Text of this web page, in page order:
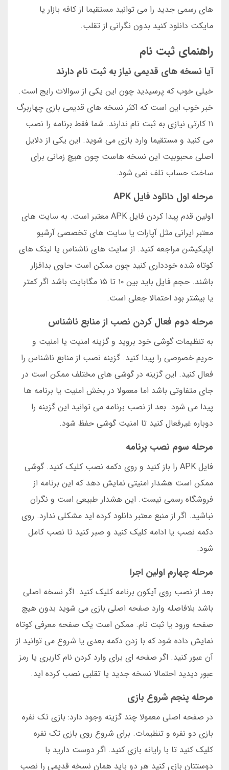
های رسمی جدید را می توانید مستقیما از کافه بازار یا
مایکت دانلود کنید بدون نگرانی از تقلب.
راهنمای ثبت نام
آیا نسخه های قدیمی نیاز به ثبت نام دارند
خیلی خوب که پرسیدید چون این یکی از سوالات رایج است.
خبر خوب این است که اکثر نسخه های قدیمی بازی چهاربرگ
۱۱ کارتی نیازی به ثبت نام ندارند. شما فقط برنامه را نصب
می کنید و مستقیما وارد بازی می شوید. این یکی از دلایل
اصلی محبوبیت این نسخه هاست چون هیچ زمانی برای
ساخت حساب تلف نمی شود.
مرحله اول دانلود فایل APK
اولین قدم پیدا کردن فایل APK معتبر است. به سایت های
معتبر ایرانی مثل آپارات یا سایت های تخصصی آرشیو
اپلیکیشن مراجعه کنید. از سایت های ناشناس یا لینک های
کوتاه شده خودداری کنید چون ممکن است حاوی بدافزار
باشند. حجم فایل باید بین ۱۰ تا ۱۵ مگابایت باشد اگر کمتر
یا بیشتر بود احتمالا جعلی است.
مرحله دوم فعال کردن نصب از منابع ناشناس
به تنظیمات گوشی خود بروید و گزینه امنیت یا امنیت و
حریم خصوصی را پیدا کنید. گزینه نصب از منابع ناشناس را
فعال کنید. این گزینه در گوشی های مختلف ممکن است در
جای متفاوتی باشد اما معمولا در بخش امنیت یا برنامه ها
پیدا می شود. بعد از نصب برنامه می توانید این گزینه را
دوباره غیرفعال کنید تا امنیت گوشی حفظ شود.
مرحله سوم نصب برنامه
فایل APK را باز کنید و روی دکمه نصب کلیک کنید. گوشی
ممکن است هشدار امنیتی نمایش دهد که این برنامه از
فروشگاه رسمی نیست. این هشدار طبیعی است و نگران
نباشید. اگر از منبع معتبر دانلود کرده اید مشکلی ندارد. روی
دکمه نصب یا ادامه کلیک کنید و صبر کنید تا نصب کامل
شود.
مرحله چهارم اولین اجرا
بعد از نصب روی آیکون برنامه کلیک کنید. اگر نسخه اصلی
باشد بلافاصله وارد صفحه اصلی بازی می شوید بدون هیچ
صفحه ورود یا ثبت نام. ممکن است یک صفحه معرفی کوتاه
نمایش داده شود که با زدن دکمه بعدی یا شروع می توانید از
آن عبور کنید. اگر صفحه ای برای وارد کردن نام کاربری یا رمز
عبور دیدید احتمالا نسخه جدید یا تقلبی نصب کرده اید.
مرحله پنجم شروع بازی
در صفحه اصلی معمولا چند گزینه وجود دارد: بازی تک نفره
بازی دو نفره و تنظیمات. برای شروع روی بازی تک نفره
کلیک کنید تا با رایانه بازی کنید. اگر دوست دارید با
دوستتان بازی کنید هر دو باید همان نسخه قدیمی را نصب